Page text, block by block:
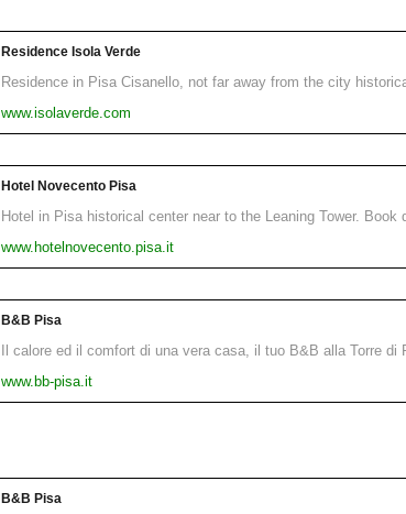
Residence Isola Verde
Residence in Pisa Cisanello, not far away from the city
www.isolaverde.com
Hotel Novecento Pisa
Hotel in Pisa historical center near to the Leaning Tower. Book
www.hotelnovecento.pisa.it
B&B Pisa
Il calore ed il comfort di una vera casa, il tuo B&B alla Torre di
www.bb-pisa.it
B&B Pisa